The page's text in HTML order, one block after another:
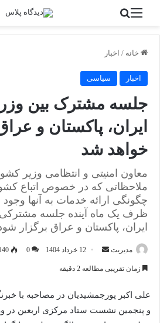
منو
خانه / اخبار
اخبار سیاسی
جلسه مشترک بین
ایران، پاکستان و
خواهد شد
معاون امنیتی و انتظامی وزیر
ملاحظاتی که در خصوص اتباع
چگونگی ارائه خدمات به آنها وجود
ظرف یک ماه آینده جلسه
ایران، پاکستان و عراق برگزار
مدیریت
ارسال12 خرداد 1404 0
زمان تقریبی مطالعه 2 دقیقه
علی اکبر پورجمشیدیان در مصاحبه با
و پنجمین نشست ستاد مرکزی اربعین